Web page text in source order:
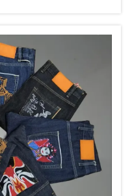
ένα κρίσιμο βήμα που